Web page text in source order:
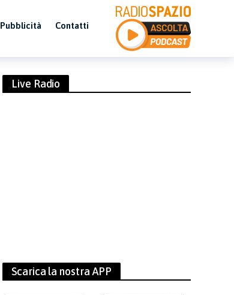
Pubblicità Contatti
Live Radio
Scarica la nostra APP